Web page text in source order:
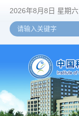
2026年8月8日 星期六